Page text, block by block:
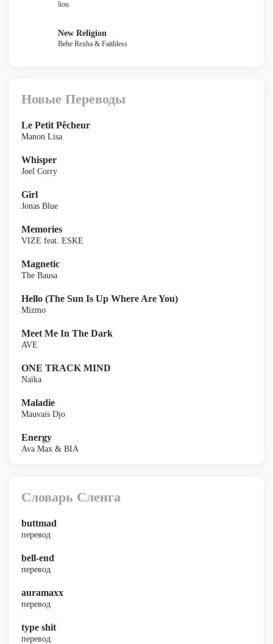
liou
New Religion
Bebe Rexha & Faithless
Новые Переводы
Le Petit Pêcheur
Manon Lisa
Whisper
Joel Corry
Girl
Jonas Blue
Memories
VIZE feat. ESKE
Magnetic
The Bausa
Hello (The Sun Is Up Where Are You)
Mizmo
Meet Me In The Dark
AVE
ONE TRACK MIND
Naïka
Maladie
Mauvais Djo
Energy
Ava Max & BIA
Словарь Сленга
buttmad
перевод
bell-end
перевод
auramaxx
перевод
type shit
перевод